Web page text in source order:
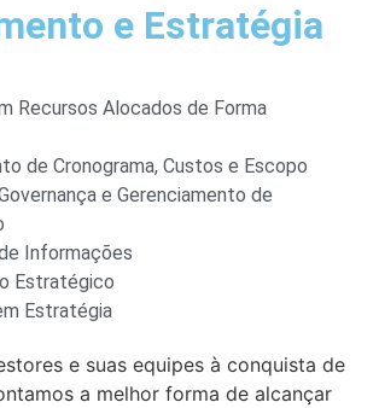
e Estratégia
Recursos Alocados de Forma
de Cronograma, Custos e Escopo
e Gerenciamento de
Informações
Estratégico
Estratégia
e suas equipes à conquista de
a melhor forma de alcançar